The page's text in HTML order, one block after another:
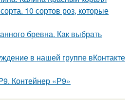
10 сортов роз, которые
бревна. Как выбрать
в нашей группе вКонтакте
Контейнер «Р9»